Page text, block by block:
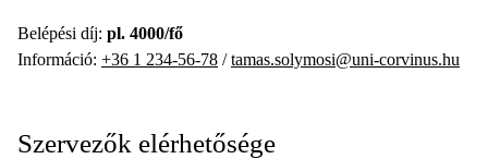
Belépési díj: pl. 4000/fő
Információ: +36 1 234-56-78 /tamas.solymosi@uni-corvinus.hu
Szervezők elérhetősége